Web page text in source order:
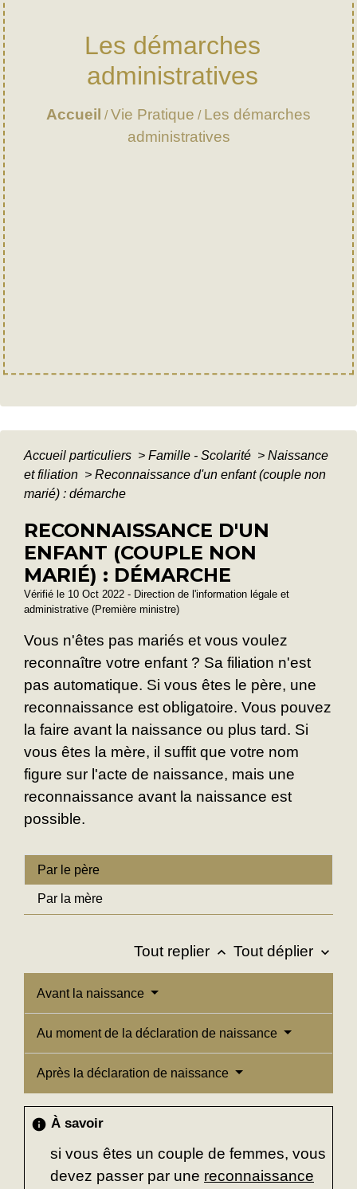
Les démarches
administratives
Accueil /Vie Pratique / Les démarches
administratives
Accueil particuliers > Famille - Scolarité > Naissance
et filiation > Reconnaissance d'un enfant (couple non
marié) : démarche
RECONNAISSANCE D'UN
ENFANT (COUPLE NON
MARIÉ) : DÉMARCHE
Vérifié le 10 Oct 2022 - Direction de l'information légale et
administrative (Première ministre)
Vous n'êtes pas mariés et vous voulez
reconnaître votre enfant ? Sa filiation n'est
pas automatique. Si vous êtes le père, une
reconnaissance est obligatoire. Vous pouvez
la faire avant la naissance ou plus tard. Si
vous êtes la mère, il suffit que votre nom
figure sur l'acte de naissance, mais une
reconnaissance avant la naissance est
possible.
Par le père
Par la mère
Tout replier keyboard_arrow_up Tout déplier keyboard_arrow_down
Avant la naissance
Au moment de la déclaration de naissance
Après la déclaration de naissance
info À savoir
si vous êtes un couple de femmes, vous
devez passer par une reconnaissance